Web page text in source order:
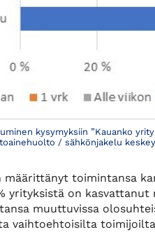
kysymyksiin ”Kauanko
/ sähkönjakelu
määrittänyt toimintansa
yrityksistä on
muuttuvissa
vaihtoehtoisilta